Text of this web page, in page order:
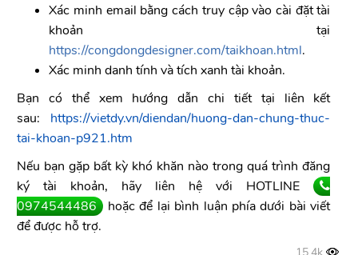
Xác minh email bằng cách truy cập vào cài đặt tài
khoản tại
https://congdongdesigner.com/taikhoan.html.
Xác minh danh tính và tích xanh tài khoản.
Bạn có thể xem hướng dẫn chi tiết tại liên kết
sau: https://vietdy.vn/diendan/huong-dan-chung-thuc-
tai-khoan-p921.htm
Nếu bạn gặp bất kỳ khó khăn nào trong quá trình đăng
ký tài khoản, hãy liên hệ với HOTLINE
0974544486
hoặc để lại bình luận phía dưới bài viết
để được hỗ trợ.